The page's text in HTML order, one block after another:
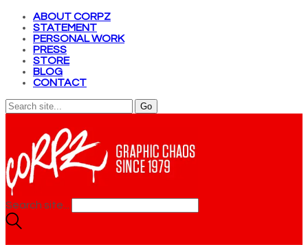
ABOUT CORPZ
STATEMENT
PERSONAL WORK
PRESS
STORE
BLOG
CONTACT
Search site...